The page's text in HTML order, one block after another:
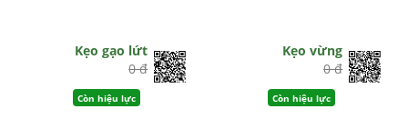
Kẹo gạo lứt
0 đ
Còn hiệu lực
Kẹo vừng
0 đ
Còn hiệu lực